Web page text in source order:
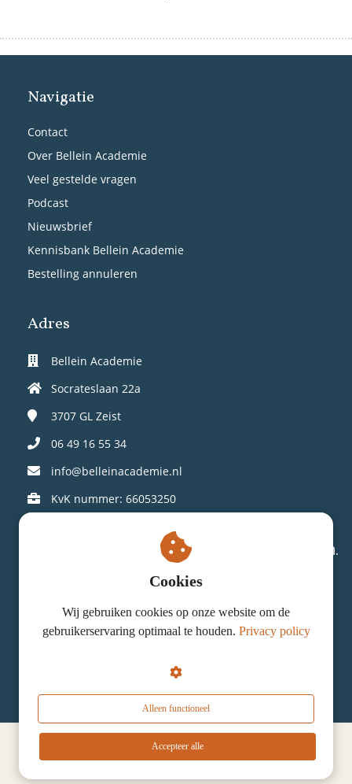
Navigatie
Contact
Over Bellein Academie
Veel gestelde vragen
Podcast
Nieuwsbrief
Kennisbank Bellein Academie
Bestelling annuleren
Adres
Bellein Academie
Socrateslaan 22a
3707 GL Zeist
06 49 16 55 34
info@belleinacademie.nl
KvK nummer: 66053250
Connect op social media en laat je inspireren.
Cookie verklaring|Algemene voorwaarden|AVG beleid
Cookies
Wij gebruiken cookies op onze website om de
gebruikerservaring optimaal te houden. Privacy policy
Alleen functioneel
Accepteer alle